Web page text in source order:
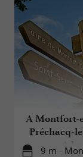
A Montfort-
Préchacq-
9 m -